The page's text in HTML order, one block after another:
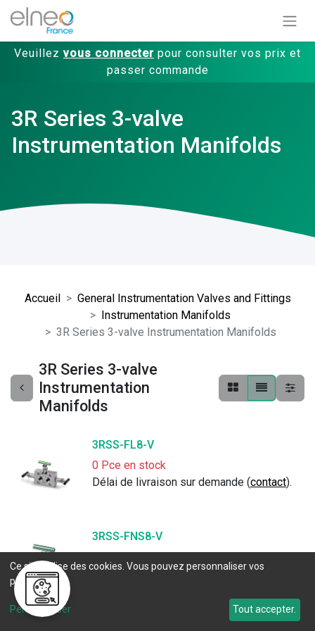
Veuillez vous connecter pour consulter vos prix et
passer commande
3R Series 3-valve
Instrumentation Manifolds
Accueil
General Instrumentation Valves and Fittings
Instrumentation Manifolds
3R Series 3-valve Instrumentation Manifolds
3R Series 3-valve
Instrumentation
Manifolds
3RSS-FL8-V
0 Pce en stock
Délai de livraison sur demande (contact).
3RSS-FNS8-V
0 Pce en stock
Livraison en 25 jours ouvrés.
Ce site utilise des cookies. Vous pouvez personnaliser vos
préférences.
Personnaliser Tout accepter.